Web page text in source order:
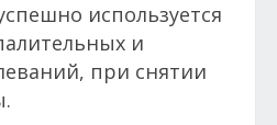
используется
и
при снятии